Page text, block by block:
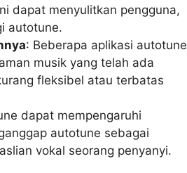
dapat menyulitkan pengguna,
autotune.
: Beberapa aplikasi autotune
musik yang telah ada
fleksibel atau terbatas
dapat mempengaruhi
autotune sebagai
vokal seorang penyanyi.